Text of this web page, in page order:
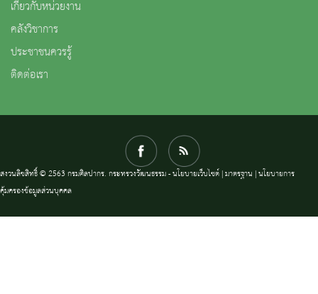
เกี่ยวกับหน่วยงาน
คลังวิชาการ
ประชาชนควรรู้
ติดต่อเรา
สงวนลิขสิทธิ์ © 2563 กรมศิลปากร. กระทรวงวัฒนธรรม -นโยบายเว็บไซต์|มาตรฐาน |นโยบายการ
คุ้มครองข้อมูลส่วนบุคคล